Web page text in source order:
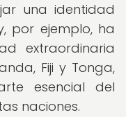
una identidad
por ejemplo, ha
extraordinaria
Fiji y Tonga,
esencial del
naciones.